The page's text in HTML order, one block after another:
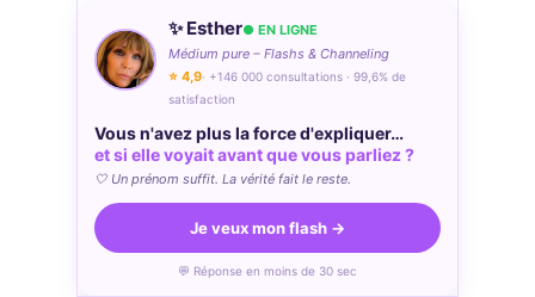
✨ Esther● EN LIGNE
Médium pure – Flashs & Channeling
⭐ 4,9· +146 000 consultations · 99,6% de
satisfaction
Vous n'avez plus la force d'expliquer…
et si elle voyait avant que vous parliez ?
🤍 Un prénom suffit. La vérité fait le reste.
Je veux mon flash →
💬 Réponse en moins de 30 sec